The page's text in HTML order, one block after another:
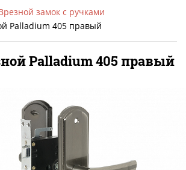
замок с ручками
Palladium 405 правый
Palladium 405 правый